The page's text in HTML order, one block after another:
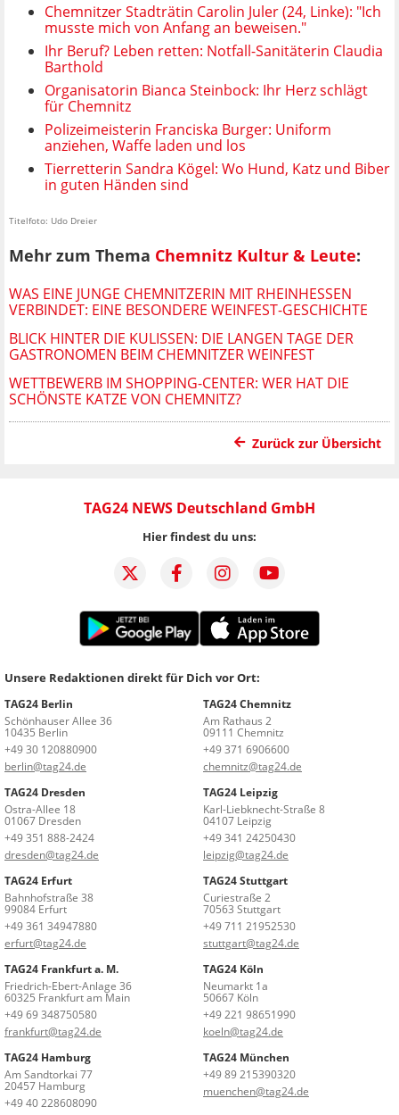
Chemnitzer Stadträtin Carolin Juler (24, Linke): "Ich
musste mich von Anfang an beweisen."
Ihr Beruf? Leben retten: Notfall-Sanitäterin Claudia
Barthold
Organisatorin Bianca Steinbock: Ihr Herz schlägt
für Chemnitz
Polizeimeisterin Franciska Burger: Uniform
anziehen, Waffe laden und los
Tierretterin Sandra Kögel: Wo Hund, Katz und Biber
in guten Händen sind
Titelfoto: Udo Dreier
Mehr zum Thema Chemnitz Kultur & Leute:
WAS EINE JUNGE CHEMNITZERIN MIT RHEINHESSEN
VERBINDET: EINE BESONDERE WEINFEST-GESCHICHTE
BLICK HINTER DIE KULISSEN: DIE LANGEN TAGE DER
GASTRONOMEN BEIM CHEMNITZER WEINFEST
WETTBEWERB IM SHOPPING-CENTER: WER HAT DIE
SCHÖNSTE KATZE VON CHEMNITZ?
Zurück zur Übersicht
TAG24 NEWS Deutschland GmbH
Hier findest du uns:
Unsere Redaktionen direkt für Dich vor Ort:
TAG24 Berlin
Schönhauser Allee 36
10435 Berlin
+49 30 120880900
berlin@tag24.de
TAG24 Chemnitz
Am Rathaus 2
09111 Chemnitz
+49 371 6906600
chemnitz@tag24.de
TAG24 Dresden
Ostra-Allee 18
01067 Dresden
+49 351 888-2424
dresden@tag24.de
TAG24 Leipzig
Karl-Liebknecht-Straße 8
04107 Leipzig
+49 341 24250430
leipzig@tag24.de
TAG24 Erfurt
Bahnhofstraße 38
99084 Erfurt
+49 361 34947880
erfurt@tag24.de
TAG24 Stuttgart
Curiestraße 2
70563 Stuttgart
+49 711 21952530
stuttgart@tag24.de
TAG24 Frankfurt a. M.
Friedrich-Ebert-Anlage 36
60325 Frankfurt am Main
+49 69 348750580
frankfurt@tag24.de
TAG24 Köln
Neumarkt 1a
50667 Köln
+49 221 98651990
koeln@tag24.de
TAG24 Hamburg
Am Sandtorkai 77
20457 Hamburg
+49 40 228608090
TAG24 München
+49 89 215390320
muenchen@tag24.de